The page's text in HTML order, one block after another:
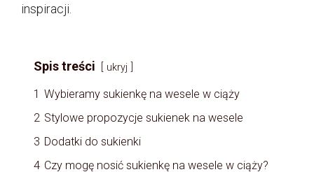
inspiracji.
Spis treści ukryj
1 Wybieramy sukienkę na wesele w ciąży
2 Stylowe propozycje sukienek na wesele
3 Dodatki do sukienki
4 Czy mogę nosić sukienkę na wesele w ciąży?